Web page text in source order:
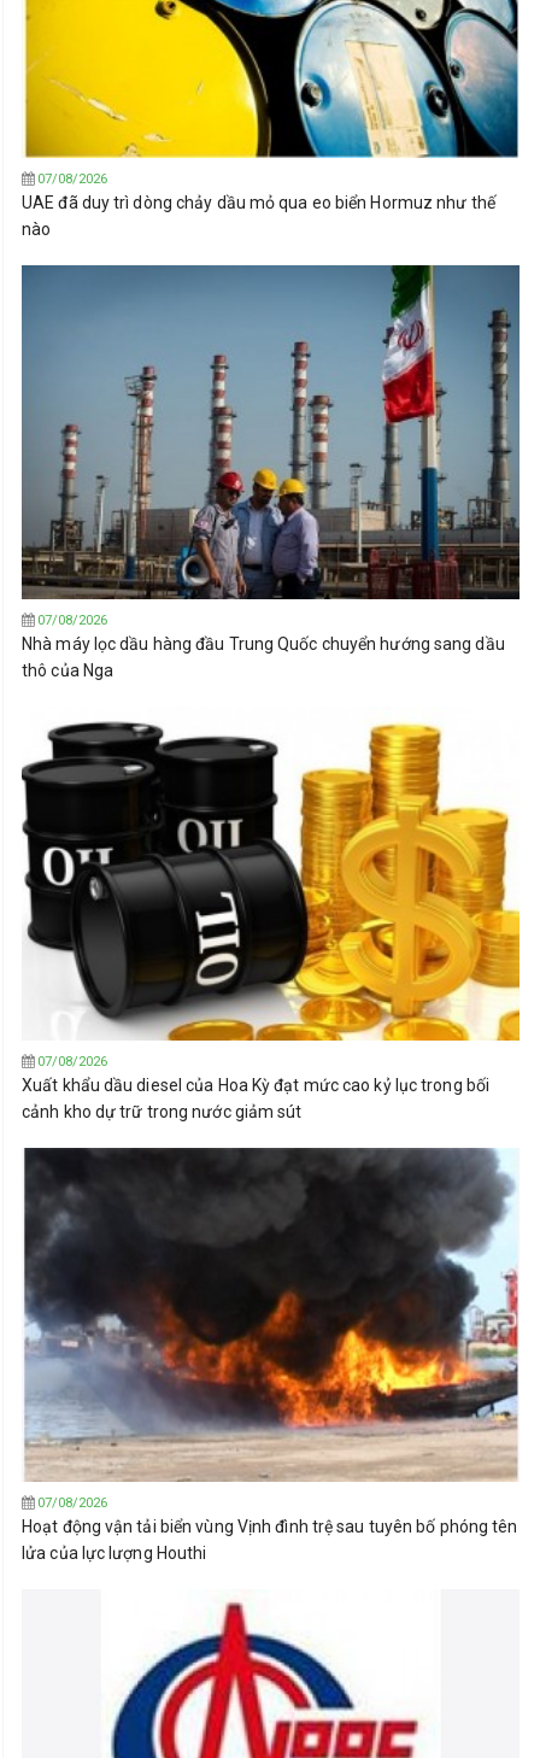
07/08/2026
UAE đã duy trì dòng chảy dầu mỏ qua eo biển Hormuz như thế
nào
07/08/2026
Nhà máy lọc dầu hàng đầu Trung Quốc chuyển hướng sang dầu
thô của Nga
07/08/2026
Xuất khẩu dầu diesel của Hoa Kỳ đạt mức cao kỷ lục trong bối
cảnh kho dự trữ trong nước giảm sút
07/08/2026
Hoạt động vận tải biển vùng Vịnh đình trệ sau tuyên bố phóng tên
lửa của lực lượng Houthi